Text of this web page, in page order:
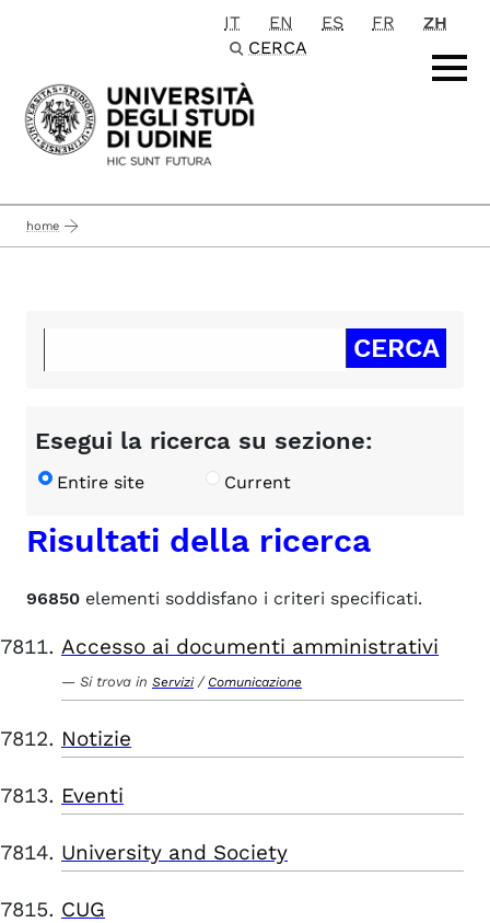
Passa al contenuto principale
IT EN ES FR
ZH
CERCA
home
Esegui la ricerca su sezione:
Entire site Current
Risultati della ricerca
96850 elementi soddisfano i criteri specificati.
Accesso ai documenti amministrativi
Si trova in Servizi / Comunicazione
Notizie
Eventi
University and Society
CUG